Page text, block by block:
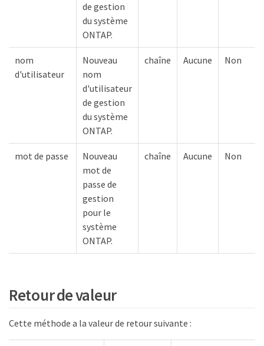
de gestion
du système
ONTAP.
nom
d'utilisateur
Nouveau
nom
d'utilisateur
de gestion
du système
ONTAP.
chaîne Aucune Non
mot de passe
Nouveau
mot de
passe de
gestion
pour le
système
ONTAP.
chaîne Aucune Non
Retour de valeur
Cette méthode a la valeur de retour suivante :